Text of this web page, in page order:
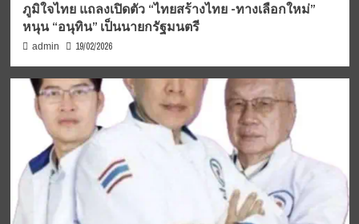
ภูมิใจไทย แถลงเปิดตัว “ไทยสร้างไทย -ทางเลือกใหม่”
หนุน “อนุทิน” เป็นนายกรัฐมนตรี
admin 19/02/2026